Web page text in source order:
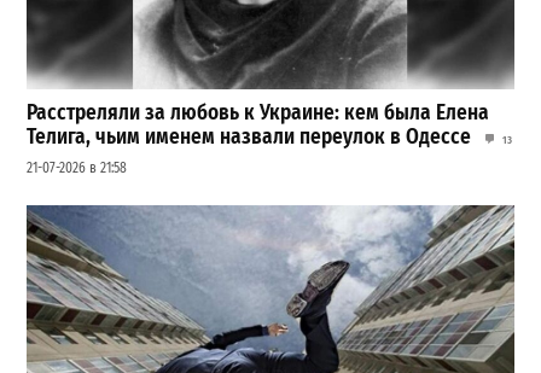
Расстреляли за любовь к Украине: кем была Елена
Телига, чьим именем назвали переулок в Одессе
13
21-07-2026 в 21:58